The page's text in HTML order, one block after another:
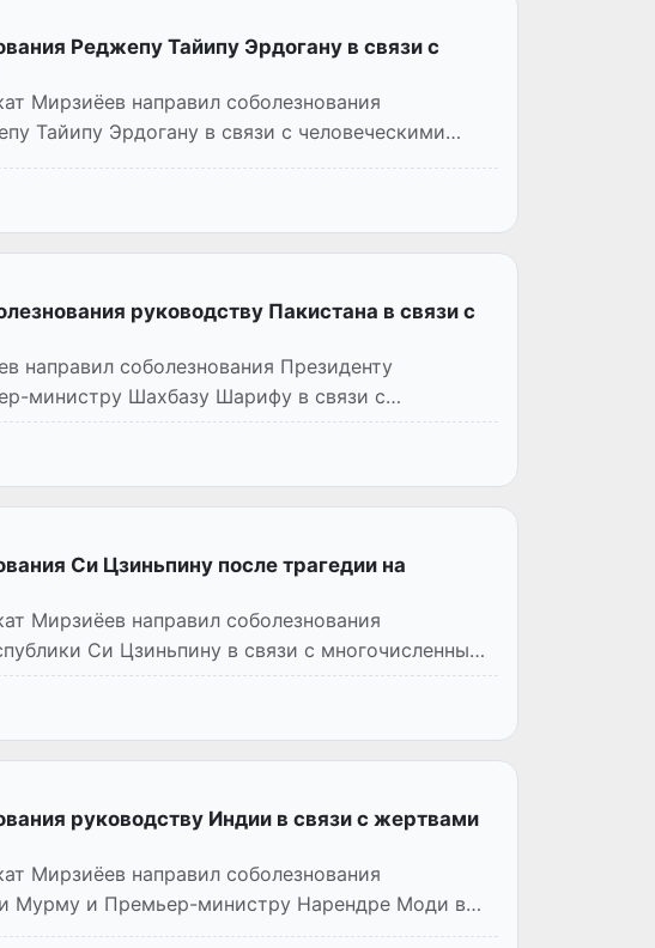
Реджепу Тайипу Эрдогану в связи с
Мирзиёев направил соболезнования
Тайипу Эрдогану в связи с человеческими
руководству Пакистана в связи с
направил соболезнования Президенту
министру Шахбазу Шарифу в связи с
Си Цзиньпину после трагедии на
Мирзиёев направил соболезнования
Си Цзиньпину в связи с многочисленными
руководству Индии в связи с жертвами
Мирзиёев направил соболезнования
Мурму и Премьер-министру Нарендре Моди в